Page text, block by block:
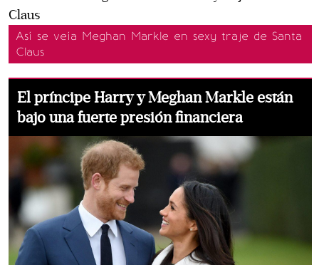
Así se veía Meghan Markle en sexy traje de Santa
Claus
El príncipe Harry y Meghan Markle están
bajo una fuerte presión financiera